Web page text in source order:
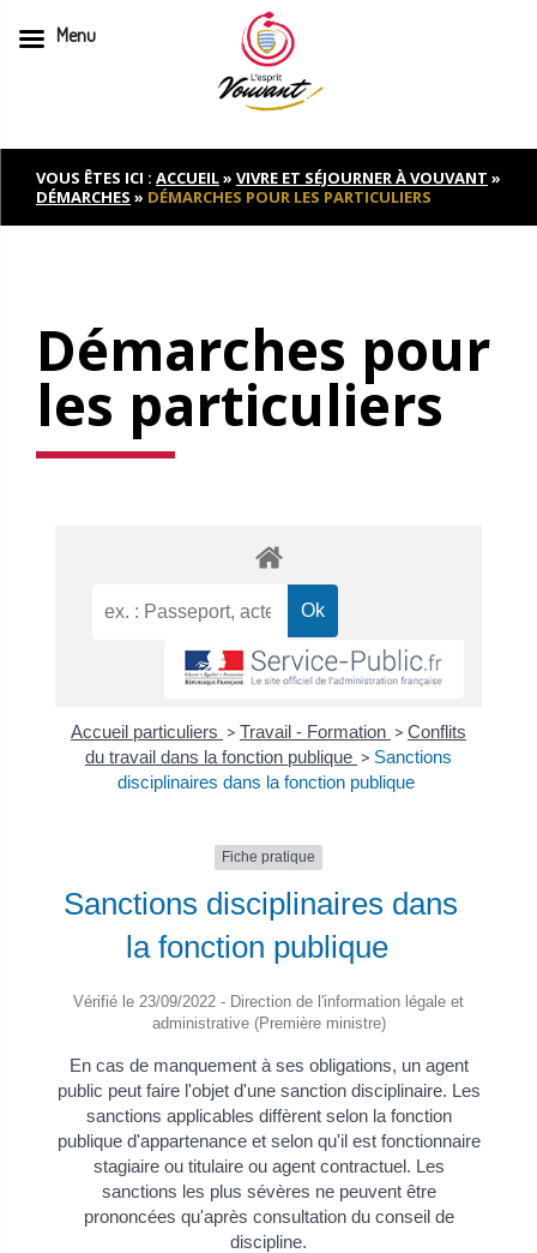
to
contentVOUS ÊTES ICI : ACCUEIL» VIVRE ET SÉJOURNER À VOUVANT »
DÉMARCHES » DÉMARCHES POUR LES PARTICULIERS
Démarches pour
les particuliers
Accueil particuliers > Travail - Formation > Conflits
du travail dans la fonction publique > Sanctions
disciplinaires dans la fonction publique
Fiche pratique
Sanctions disciplinaires dans
la fonction publique
Vérifié le 23/09/2022 - Direction de l'information légale et
administrative (Première ministre)
En cas de manquement à ses obligations, un agent
public peut faire l'objet d'une sanction disciplinaire. Les
sanctions applicables diffèrent selon la fonction
publique d'appartenance et selon qu'il est fonctionnaire
stagiaire ou titulaire ou agent contractuel. Les
sanctions les plus sévères ne peuvent être
prononcées qu'après consultation du conseil de
discipline.
Menu